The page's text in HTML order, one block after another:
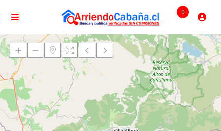
0
Cargando mapas